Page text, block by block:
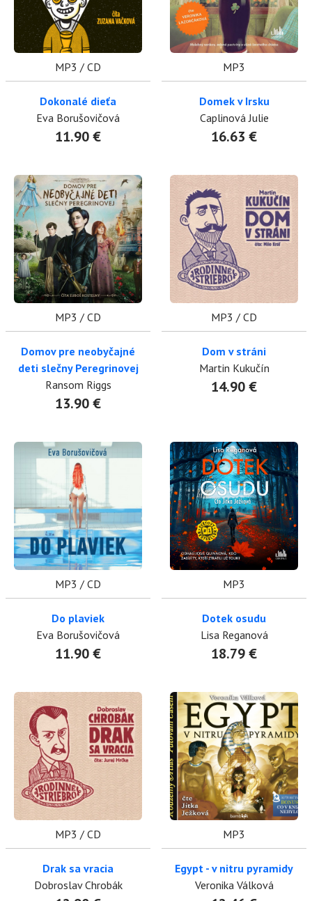
MP3 / CD
Dokonalé dieťa
Eva Borušovičová
11.90 €
MP3
Domek v Irsku
Caplinová Julie
16.63 €
MP3 / CD
Domov pre neobyčajné
deti slečny Peregrinovej
Ransom Riggs
13.90 €
MP3 / CD
Dom v stráni
Martin Kukučín
14.90 €
MP3 / CD
Do plaviek
Eva Borušovičová
11.90 €
MP3
Dotek osudu
Lisa Reganová
18.79 €
MP3 / CD
Drak sa vracia
Dobroslav Chrobák
MP3
Egypt - v nitru pyramidy
Veronika Válková